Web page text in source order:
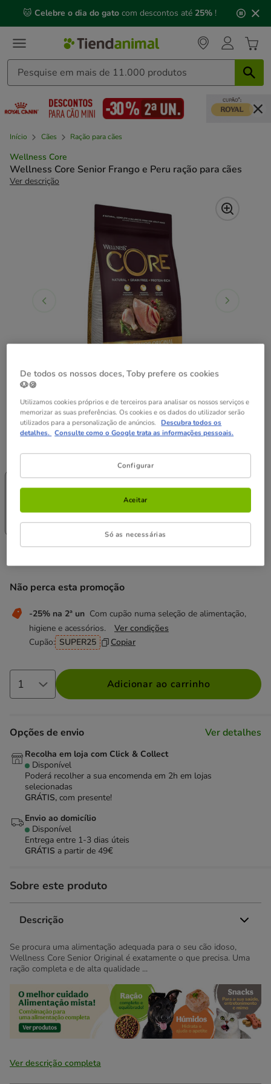
mensagem,
🐱 Celebre o dia do gato com descontos até 25% !
Início Cães Ração para cães
Wellness Core
Wellness Core Senior Frango e Peru ração para cães
Ver descrição
Peso:10 kg
1.8 kg
un.
22.39€
(12.44€ / kg)
Pack
Poupança
43.88€
(12.19€ / kg)
un.
63.19€
(6.32€ / kg)
Não perca esta promoção
-25% na 2ª un Com cupão numa seleção de alimentação,
higiene e acessórios.
Ver condições
Cupão: SUPER25 Copiar
Adicionar ao carrinho
Opções de envio Ver detalhes
Recolha em loja com Click & Collect
Disponível
Poderá recolher a sua encomenda em 2h em lojas
selecionadas
GRÁTIS, com presente!
Envio ao domicílio
Disponível
Entrega entre 1-3 dias úteis
GRÁTIS a partir de 49€
Sobre este produto
Descrição
Se procura uma alimentação adequada para o seu cão idoso,
Wellness Core Senior Original é exatamente o que precisa. Uma
ração completa e de alta qualidade ...
Ver descrição completa
De todos os nossos doces, Toby prefere os cookies
🐶🍪
Utilizamos cookies próprios e de terceiros para analisar os nossos serviços e
memorizar as suas preferências. Os cookies e os dados do utilizador serão
utilizados para a personalização de anúncios. Descubra todos os
detalhes. Consulte como o Google trata as informações pessoais.
Configurar
Só as necessárias
Aceitar